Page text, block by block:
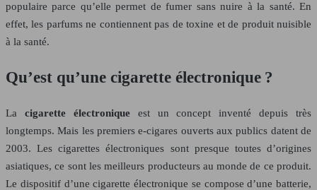
populaire parce qu’elle permet de fumer sans nuire à la santé. En
effet, les parfums ne contiennent pas de toxine et de produit nuisible
à la santé.
Qu’est qu’une cigarette électronique ?
La cigarette électroniqueest un concept inventé depuis très
longtemps. Mais les premiers e-cigares ouverts aux publics datent de
2003. Les cigarettes électroniques sont presque toutes d’origines
asiatiques, ce sont les meilleurs producteurs au monde de ce produit.
Le dispositif d’une cigarette électronique se compose d’une batterie,